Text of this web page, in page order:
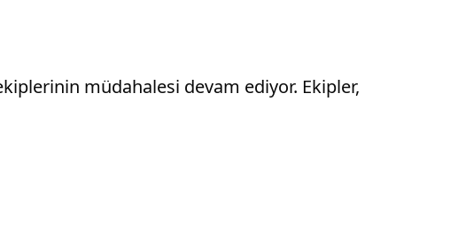
müdahalesi devam ediyor. Ekipler,